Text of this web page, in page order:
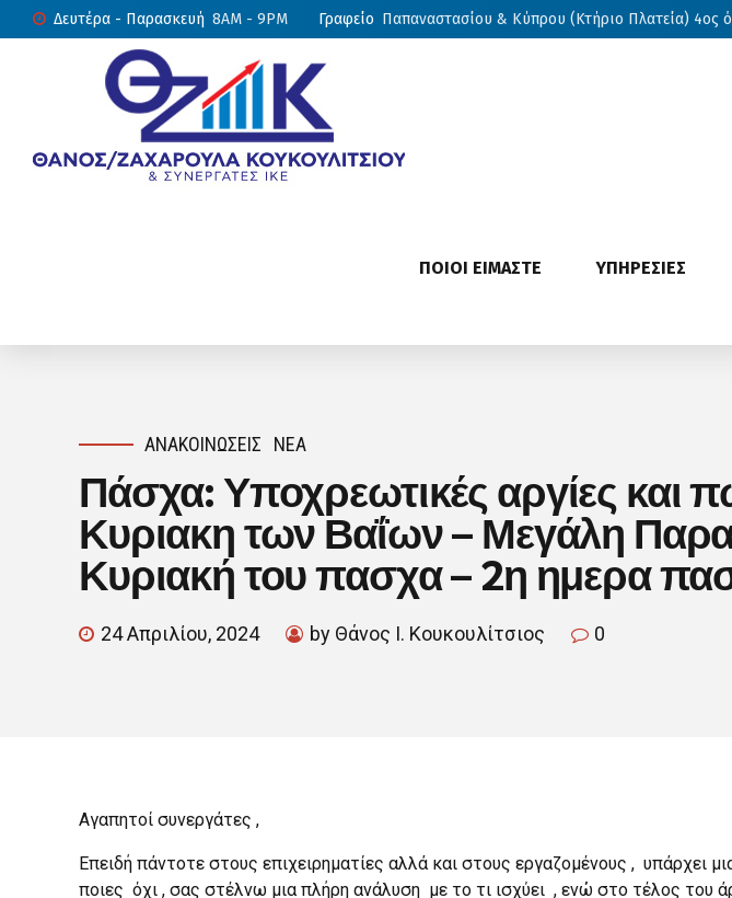
Δευτέρα - Παρασκευή 8AM - 9PM Γραφείο Παπαναστασίου & Κύπρου (Κτήριο Πλατεία) 4ος
ΠΟΙΟΙ ΕΙΜΑΣΤΕ ΥΠΗΡΕΣΙΕΣ
ΑΝΑΚΟΙΝΏΣΕΙΣ ΝΈΑ
Πάσχα: Υποχρεωτικές αργίες και
Κυριακη των Βαΐων – Μεγάλη
Κυριακή του πασχα – 2η ημερα
24 Απριλίου, 2024 by Θάνος Ι. Κουκουλίτσιος 0
Αγαπητοί συνεργάτες ,
Επειδή πάντοτε στους επιχειρηματίες αλλά και στους εργαζομένους , υπάρχει
ποιες όχι , σας στέλνω μια πλήρη ανάλυση με το τι ισχύει , ενώ στο τέλος του